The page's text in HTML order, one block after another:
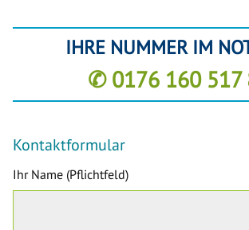
IHRE NUMMER IM
✆ 0176 160 517
Kontaktformular
Ihr Name (Pflichtfeld)